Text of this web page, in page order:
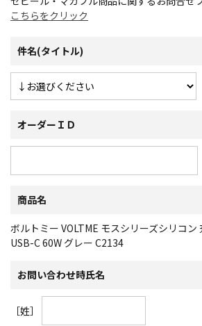
こちらをクリック
件名(タイトル)
オーダーＩＤ
商品名
ボルトミー VOLTME モスシリーズシリコン
USB-C 60W グレー C2134
お問い合わせ時氏名
［姓］